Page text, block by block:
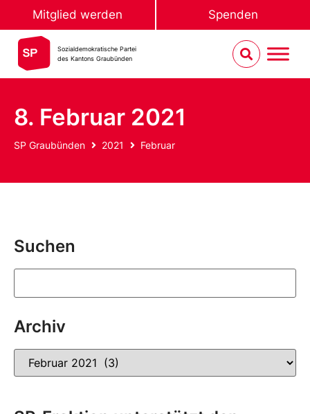
Mitglied werden Spenden
Sozialdemokratische Partei
des Kantons Graubünden
8. Februar 2021
SP Graubünden 2021 Februar
Suchen
Archiv